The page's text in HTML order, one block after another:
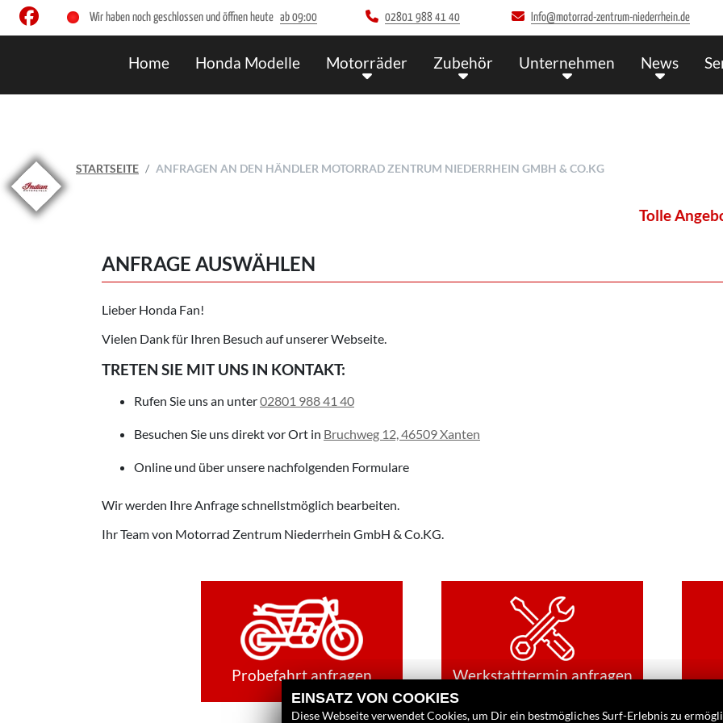
Wir haben noch geschlossen und öffnen heute ab 09:00 02801 988 41 40 Info@motorrad-zentrum-niederrhein.de
Home Honda Modelle Motorräder Zubehör Unternehmen News
STARTSEITE ANFRAGEN AN DEN HÄNDLER MOTORRAD ZENTRUM NIEDERRHEIN GMBH & CO.KG
Tolle
ANFRAGE AUSWÄHLEN
Lieber Honda Fan!
Vielen Dank für Ihren Besuch auf unserer Webseite.
TRETEN SIE MIT UNS IN KONTAKT:
Rufen Sie uns an unter02801 988 41 40
Besuchen Sie uns direkt vor Ort in Bruchweg 12, 46509 Xanten
Online und über unsere nachfolgenden Formulare
Wir werden Ihre Anfrage schnellstmöglich bearbeiten.
Ihr Team von Motorrad Zentrum Niederrhein GmbH & Co.KG.
Probefahrt anfragen Werkstatttermin anfragen
EINSATZ VON COOKIES
Diese Webseite verwendet Cookies, um Dir ein bestmögliches Surf-Erlebnis zu